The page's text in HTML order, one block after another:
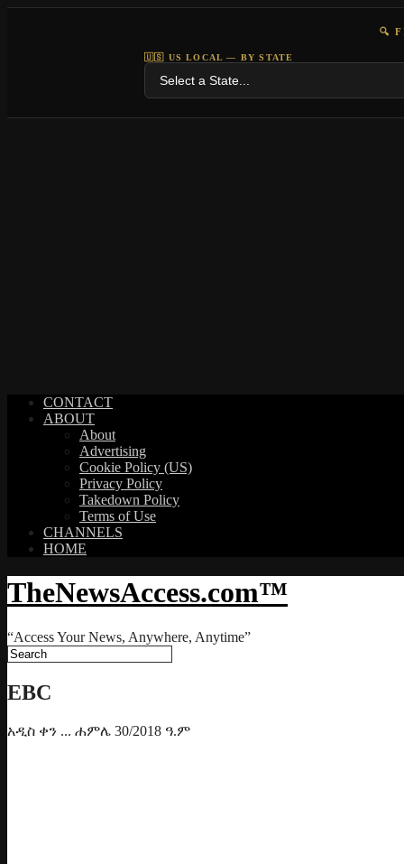
🔍
🇺🇸 US LOCAL — BY STATE
CONTACT
ABOUT
About
Advertising
Cookie Policy (US)
Privacy Policy
Takedown Policy
Terms of Use
CHANNELS
HOME
TheNewsAccess.com™
“Access Your News, Anywhere, Anytime”
EBC
አዲስ ቀን ... ሐምሌ 30/2018 ዓ.ም